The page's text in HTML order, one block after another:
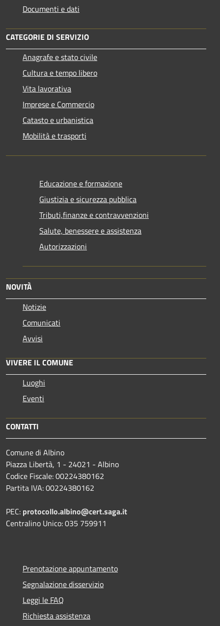
Documenti e dati
CATEGORIE DI SERVIZIO
Anagrafe e stato civile
Cultura e tempo libero
Vita lavorativa
Imprese e Commercio
Catasto e urbanistica
Mobilità e trasporti
Educazione e formazione
Giustizia e sicurezza pubblica
Tributi,finanze e contravvenzioni
Salute, benessere e assistenza
Autorizzazioni
NOVITÀ
Notizie
Comunicati
Avvisi
VIVERE IL COMUNE
Luoghi
Eventi
CONTATTI
Comune di Albino
Piazza Libertà, 1 - 24021 - Albino
Codice Fiscale: 00224380162
Partita IVA: 00224380162
PEC: protocollo.albino@cert.saga.it
Centralino Unico: 035 759911
Prenotazione appuntamento
Segnalazione disservizio
Leggi le FAQ
Richiesta assistenza